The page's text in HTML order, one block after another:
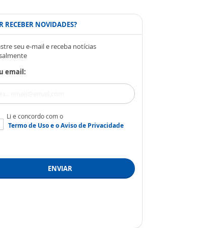
RECEBER NOVIDADES?
seu e-mail e receba notícias
email:
Li e concordo com o
Termo de Usoe oAviso de Privacidade
ENVIAR